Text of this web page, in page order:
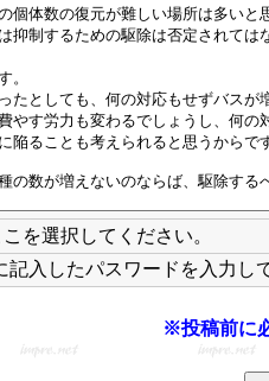
を選択してください。
記入したパスワードを入力し
※投稿前に